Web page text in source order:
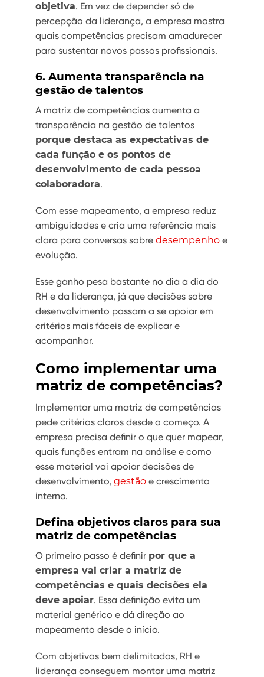
objetiva. Em vez de depender só de
percepção da liderança, a empresa mostra
quais competências precisam amadurecer
para sustentar novos passos profissionais.
6. Aumenta transparência na
gestão de talentos
A matriz de competências aumenta a
transparência na gestão de talentos
porque destaca as expectativas de
cada função e os pontos de
desenvolvimento de cada pessoa
colaboradora.
Com esse mapeamento, a empresa reduz
ambiguidades e cria uma referência mais
clara para conversas sobre desempenho e
evolução.
Esse ganho pesa bastante no dia a dia do
RH e da liderança, já que decisões sobre
desenvolvimento passam a se apoiar em
critérios mais fáceis de explicar e
acompanhar.
Como implementar uma
matriz de competências?
Implementar uma matriz de competências
pede critérios claros desde o começo. A
empresa precisa definir o que quer mapear,
quais funções entram na análise e como
esse material vai apoiar decisões de
desenvolvimento, gestão e crescimento
interno.
Defina objetivos claros para sua
matriz de competências
O primeiro passo é definir por que a
empresa vai criar a matriz de
competências e quais decisões ela
deve apoiar. Essa definição evita um
material genérico e dá direção ao
mapeamento desde o início.
Com objetivos bem delimitados, RH e
liderança conseguem montar uma matriz